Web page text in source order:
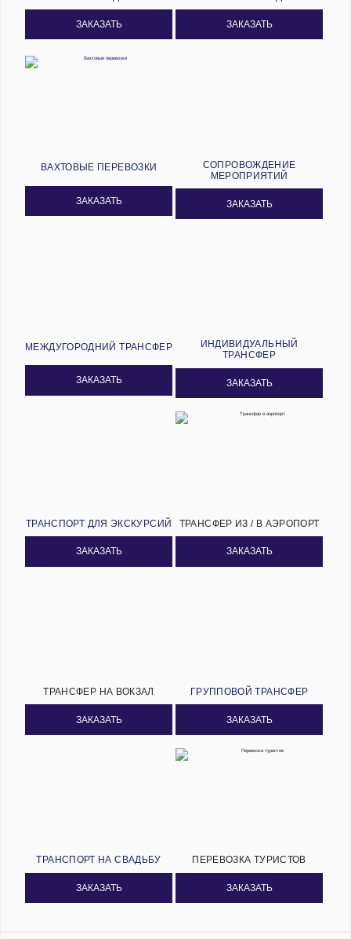
ЗАКАЗАТЬ ЗАКАЗАТЬ
ВАХТОВЫЕ ПЕРЕВОЗКИ
ЗАКАЗАТЬ
СОПРОВОЖДЕНИЕ
МЕРОПРИЯТИЙ
ЗАКАЗАТЬ
МЕЖДУГОРОДНИЙ ТРАНСФЕР
ЗАКАЗАТЬ
ИНДИВИДУАЛЬНЫЙ
ТРАНСФЕР
ЗАКАЗАТЬ
ТРАНСПОРТ ДЛЯ ЭКСКУРСИЙ
ЗАКАЗАТЬ
ТРАНСФЕР ИЗ / В АЭРОПОРТ
ЗАКАЗАТЬ
ТРАНСФЕР НА ВОКЗАЛ
ЗАКАЗАТЬ
ГРУППОВОЙ ТРАНСФЕР
ЗАКАЗАТЬ
ТРАНСПОРТ НА СВАДЬБУ
ЗАКАЗАТЬ
ПЕРЕВОЗКА ТУРИСТОВ
ЗАКАЗАТЬ